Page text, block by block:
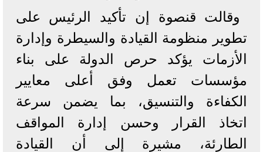
وقالت قنصوة إن تأكيد الرئيس على
تطوير منظومة القيادة والسيطرة وإدارة
الأزمات يؤكد حرص الدولة على بناء
مؤسسات تعمل وفق أعلى معايير
الكفاءة والتنسيق، بما يضمن سرعة
اتخاذ القرار وحسن إدارة المواقف
الطارئة، مشيرة إلى أن القيادة